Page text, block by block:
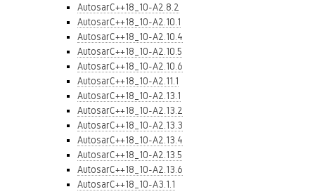
AutosarC++18_10-A2.8.2
AutosarC++18_10-A2.10.1
AutosarC++18_10-A2.10.4
AutosarC++18_10-A2.10.5
AutosarC++18_10-A2.10.6
AutosarC++18_10-A2.11.1
AutosarC++18_10-A2.13.1
AutosarC++18_10-A2.13.2
AutosarC++18_10-A2.13.3
AutosarC++18_10-A2.13.4
AutosarC++18_10-A2.13.5
AutosarC++18_10-A2.13.6
AutosarC++18_10-A3.1.1